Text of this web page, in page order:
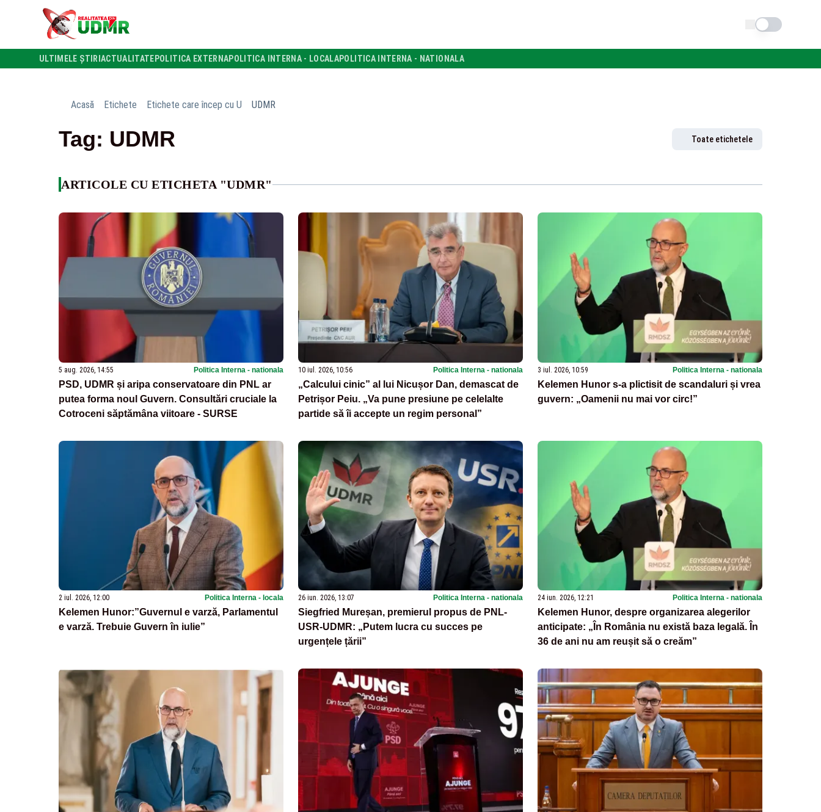
Schimba tema
ULTIMELE ȘTIRI ACTUALITATE POLITICA EXTERNAPOLITICA INTERNA - LOCALAPOLITICA INTERNA - NATIONALA
Acasă Etichete Etichete care încep cu U UDMR
Tag: UDMR Toate etichetele
ARTICOLE CU ETICHETA "UDMR"
5 aug. 2026, 14:55 Politica Interna - nationala
PSD, UDMR și aripa conservatoare din PNL ar
putea forma noul Guvern. Consultări cruciale la
Cotroceni săptămâna viitoare - SURSE
10 iul. 2026, 10:56 Politica Interna - nationala
„Calcului cinic” al lui Nicușor Dan, demascat de
Petrișor Peiu. „Va pune presiune pe celelalte
partide să îi accepte un regim personal”
3 iul. 2026, 10:59 Politica Interna - nationala
Kelemen Hunor s-a plictisit de scandaluri și vrea
guvern: „Oamenii nu mai vor circ!”
2 iul. 2026, 12:00 Politica Interna - locala
Kelemen Hunor:”Guvernul e varză, Parlamentul
e varză. Trebuie Guvern în iulie”
26 iun. 2026, 13:07 Politica Interna - nationala
Siegfried Mureșan, premierul propus de PNL-
USR-UDMR: „Putem lucra cu succes pe
urgențele țării”
24 iun. 2026, 12:21 Politica Interna - nationala
Kelemen Hunor, despre organizarea alegerilor
anticipate: „În România nu există baza legală. În
36 de ani nu am reușit să o creăm”